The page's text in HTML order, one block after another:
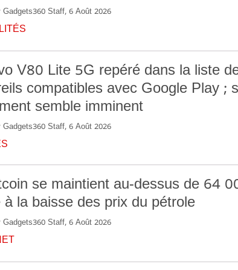
Gadgets360 Staff, 6 Août 2026
V80 Lite 5G repéré dans la liste
compatibles avec Google Play ;
semble imminent
Gadgets360 Staff, 6 Août 2026
se maintient au-dessus de 64
à la baisse des prix du pétrole
Gadgets360 Staff, 6 Août 2026